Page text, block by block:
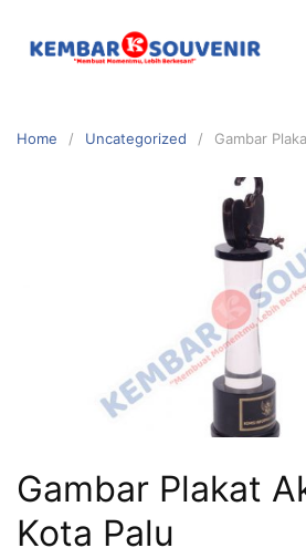
Home Uncategorized Gambar
Gambar Plakat
Kota Palu